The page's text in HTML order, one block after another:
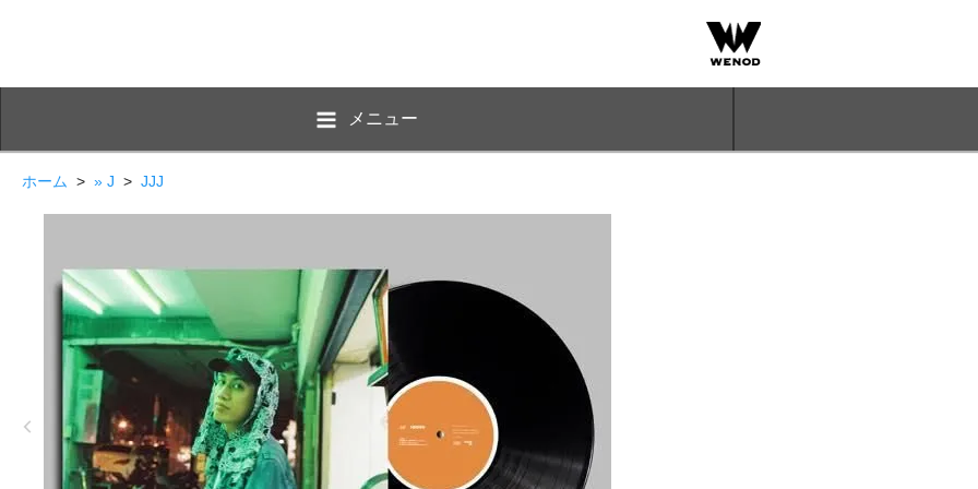
メニュー
ホーム > » J > JJJ